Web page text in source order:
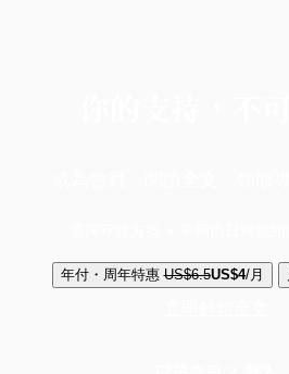
年付・周年特惠 US$6.5US$4/月